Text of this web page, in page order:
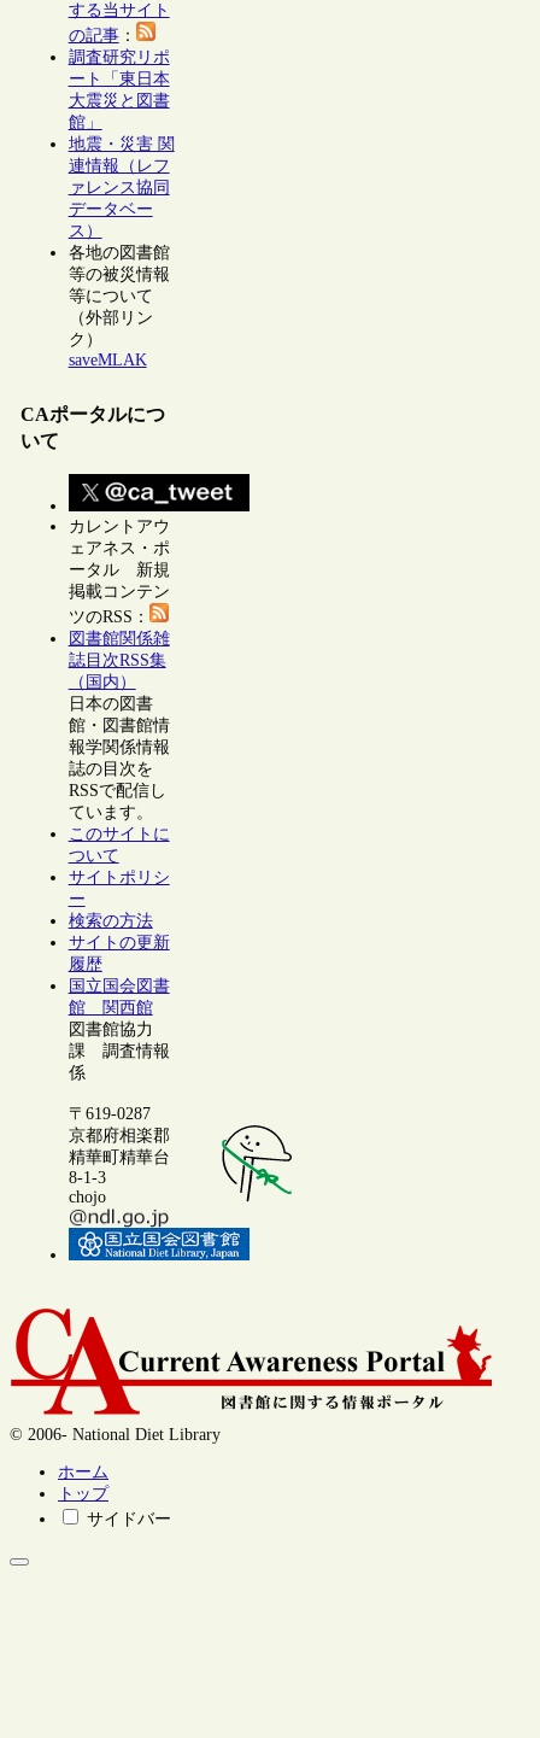
する当サイト
の記事：
調査研究リポ
ート「東日本
大震災と図書
館」
地震・災害 関
連情報（レフ
ァレンス協同
データベー
ス）
各地の図書館
等の被災情報
等について
（外部リン
ク）
saveMLAK
CAポータルにつ
いて
カレントアウ
ェアネス・ポ
ータル 新規
掲載コンテン
ツのRSS：
図書館関係雑
誌目次RSS集
（国内）
日本の図書
館・図書館情
報学関係情報
誌の目次を
RSSで配信し
ています。
このサイトに
ついて
サイトポリシ
ー
検索の方法
サイトの更新
履歴
国立国会図書
館 関西館
図書館協力
課 調査情報
係
〒619-0287
京都府相楽郡
精華町精華台
8-1-3
chojo
© 2006- National Diet Library
ホーム
トップ
サイドバー